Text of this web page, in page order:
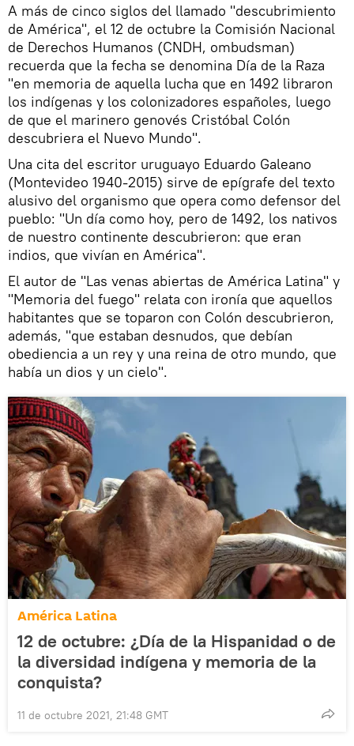
A más de cinco siglos del llamado "descubrimiento
de América", el 12 de octubre la Comisión Nacional
de Derechos Humanos (CNDH, ombudsman)
recuerda que la fecha se denomina Día de la Raza
"en memoria de aquella lucha que en 1492 libraron
los indígenas y los colonizadores españoles, luego
de que el marinero genovés Cristóbal Colón
descubriera el Nuevo Mundo".
Una cita del escritor uruguayo Eduardo Galeano
(Montevideo 1940-2015) sirve de epígrafe del texto
alusivo del organismo que opera como defensor del
pueblo: "Un día como hoy, pero de 1492, los nativos
de nuestro continente descubrieron: que eran
indios, que vivían en América".
El autor de "Las venas abiertas de América Latina" y
"Memoria del fuego" relata con ironía que aquellos
habitantes que se toparon con Colón descubrieron,
además, "que estaban desnudos, que debían
obediencia a un rey y una reina de otro mundo, que
había un dios y un cielo".
América Latina
12 de octubre: ¿Día de la Hispanidad o de
la diversidad indígena y memoria de la
conquista?
11 de octubre 2021, 21:48 GMT